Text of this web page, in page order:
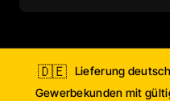
🇩🇪 Lieferung
Gewerbekunden mit